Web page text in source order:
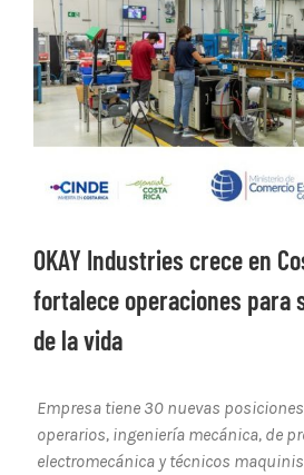
Ver
imagen
más
grande
OKAY Industries crece en
fortalece operaciones para
de la vida
Empresa tiene 30 nuevas
operarios, ingeniería mecánica, de
electromecánica y técnicos